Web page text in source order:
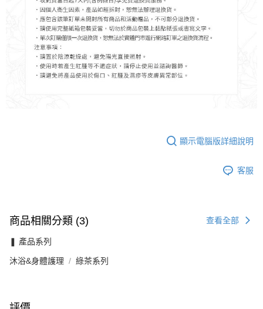
顯示電腦版詳細說明
客服
商品相關分類 (3) 查看全部
❚ 產品系列
沐浴&身體護理 綠茶系列